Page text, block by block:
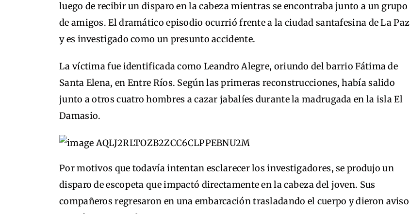
luego de recibir un disparo en la cabeza mientras se encontraba junto a un grupo
de amigos. El dramático episodio ocurrió frente a la ciudad santafesina de La Paz
y es investigado como un presunto accidente.
La víctima fue identificada como Leandro Alegre, oriundo del barrio Fátima de
Santa Elena, en Entre Ríos. Según las primeras reconstrucciones, había salido
junto a otros cuatro hombres a cazar jabalíes durante la madrugada en la isla El
Damasio.
Por motivos que todavía intentan esclarecer los investigadores, se produjo un
disparo de escopeta que impactó directamente en la cabeza del joven. Sus
compañeros regresaron en una embarcación trasladando el cuerpo y dieron aviso